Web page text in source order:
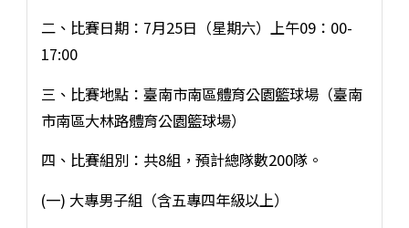
二、比賽日期：7月25日（星期六）上午09：00-
17:00
三、比賽地點：臺南市南區體育公園籃球場（臺南
市南區大林路體育公園籃球場）
四、比賽組別：共8組，預計總隊數200隊。
(一) 大專男子組（含五專四年級以上）